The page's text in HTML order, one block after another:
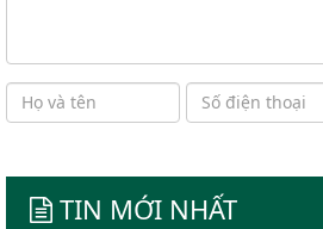
TIN MỚI NHẤT